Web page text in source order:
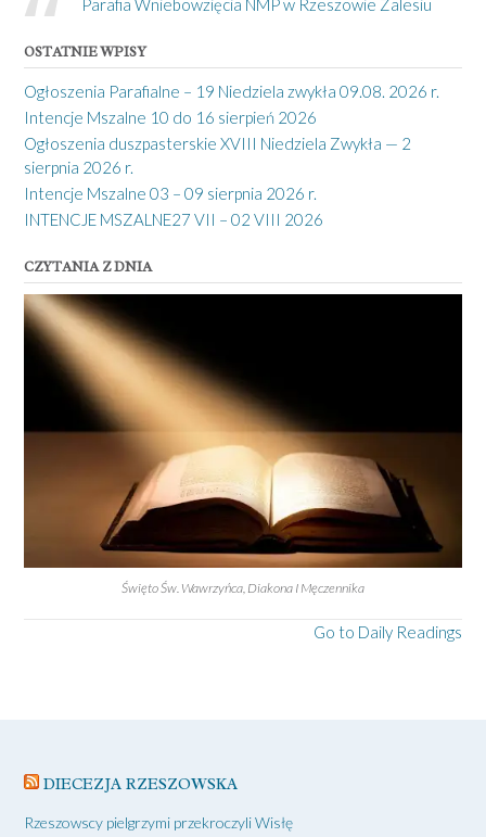
Parafia Wniebowzięcia NMP w Rzeszowie Zalesiu
OSTATNIE WPISY
Ogłoszenia Parafialne – 19 Niedziela zwykła 09.08. 2026 r.
Intencje Mszalne 10 do 16 sierpień 2026
Ogłoszenia duszpasterskie XVIII Niedziela Zwykła — 2
sierpnia 2026 r.
Intencje Mszalne 03 – 09 sierpnia 2026 r.
INTENCJE MSZALNE27 VII – 02 VIII 2026
CZYTANIA Z DNIA
Święto Św. Wawrzyńca, Diakona I Męczennika
Go to Daily Readings
DIECEZJA RZESZOWSKA
Rzeszowscy pielgrzymi przekroczyli Wisłę